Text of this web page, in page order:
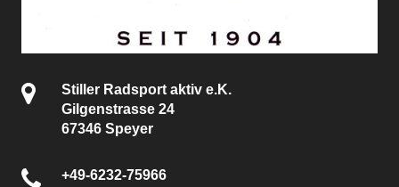
Stiller Radsport aktiv e.K.
Gilgenstrasse 24
67346 Speyer
+49-6232-75966